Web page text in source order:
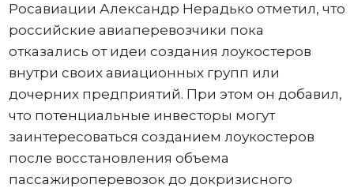
Росавиации Александр Нерадько отметил, что
российские авиаперевозчики пока
отказались от идеи создания лоукостеров
внутри своих авиационных групп или
дочерних предприятий. При этом он добавил,
что потенциальные инвесторы могут
заинтересоваться созданием лоукостеров
после восстановления объема
пассажироперевозок до докризисного